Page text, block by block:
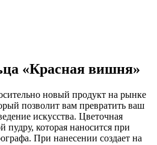
«Красная вишня»
новый продукт на рынке
позволит вам превратить ваш
искусства. Цветочная
пудру, которая наносится при
При нанесении создает на